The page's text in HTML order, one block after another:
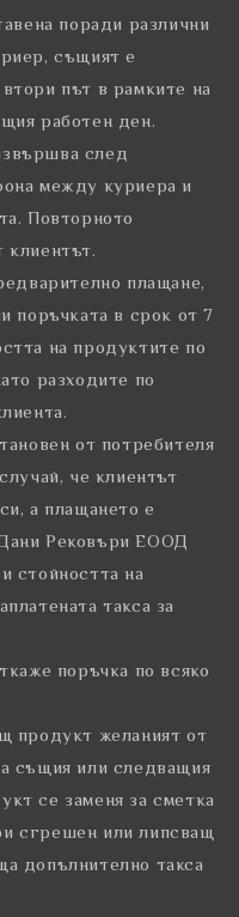
поради различни
същият е
път в рамките на
работен ден.
след
между куриера и
Повторното
клиентът.
плащане,
поръчката в срок от 7
на продуктите по
разходите по
от потребителя
че клиентът
а плащането е
Рековъри ЕООД
стойността на
такса за
поръчка по всяко
продукт желаният от
същия или следващия
се заменя за сметка
сгрешен или липсващ
допълнително такса